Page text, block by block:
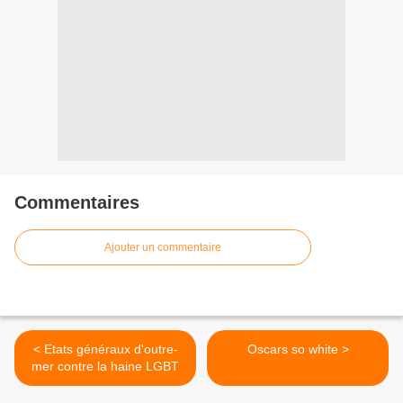
Commentaires
Ajouter un commentaire
< Etats généraux d'outre-
mer contre la haine LGBT
Oscars so white >